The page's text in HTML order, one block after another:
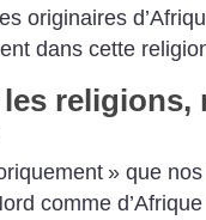
originaires
dans cette
religions,
» que
comme